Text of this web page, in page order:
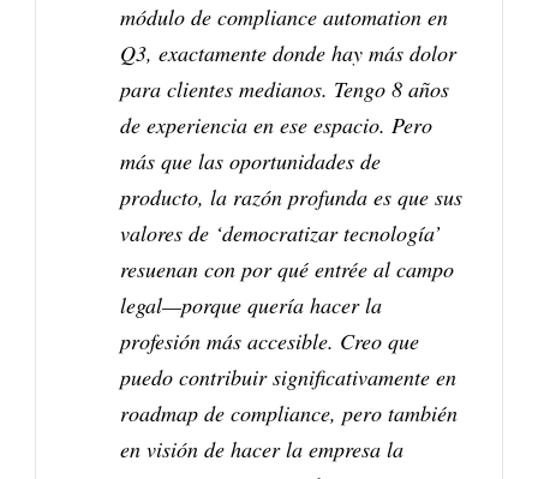
módulo de compliance automation en
Q3, exactamente donde hay más dolor
para clientes medianos. Tengo 8 años
de experiencia en ese espacio. Pero
más que las oportunidades de
producto, la razón profunda es que sus
valores de ‘democratizar tecnología’
resuenan con por qué entrée al campo
legal—porque quería hacer la
profesión más accesible. Creo que
puedo contribuir significativamente en
roadmap de compliance, pero también
en visión de hacer la empresa la